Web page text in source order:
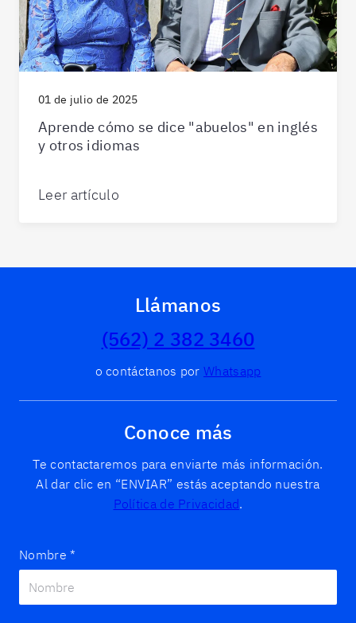
01 de julio de 2025
Aprende cómo se dice "abuelos" en inglés
y otros idiomas
Leer artículo
Llámanos
(562) 2 382 3460
o contáctanos por Whatsapp
Conoce más
Te contactaremos para enviarte más información.
Al dar clic en “ENVIAR” estás aceptando nuestra
Política de Privacidad.
Nombre *